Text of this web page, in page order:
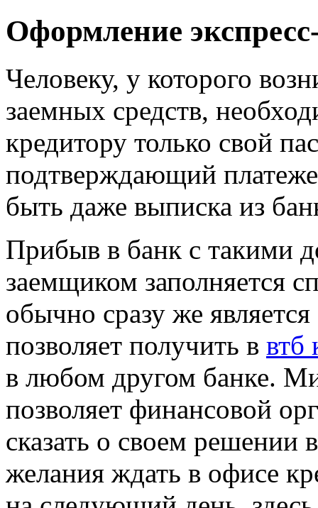
Оформление
Человеку, у которого
заемных средств,
кредитору только свой
подтверждающий
быть даже выписка из
Прибыв в банк с такими
заемщиком заполняется
обычно сразу же
позволяет получить в втб
в любом другом банке.
позволяет финансовой
сказать о своем решении
желания ждать в офисе